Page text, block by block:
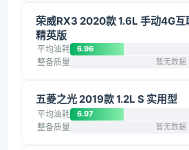
荣威RX3 2020款 1.6L 手动4G互
精英版
平均油耗 6.96
整备质量 暂无数据
五菱之光 2019款 1.2L S 实用型
平均油耗 6.97
整备质量 暂无数据